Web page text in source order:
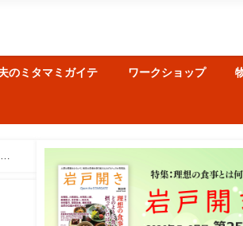
のミタマミガイテ ワークショップ